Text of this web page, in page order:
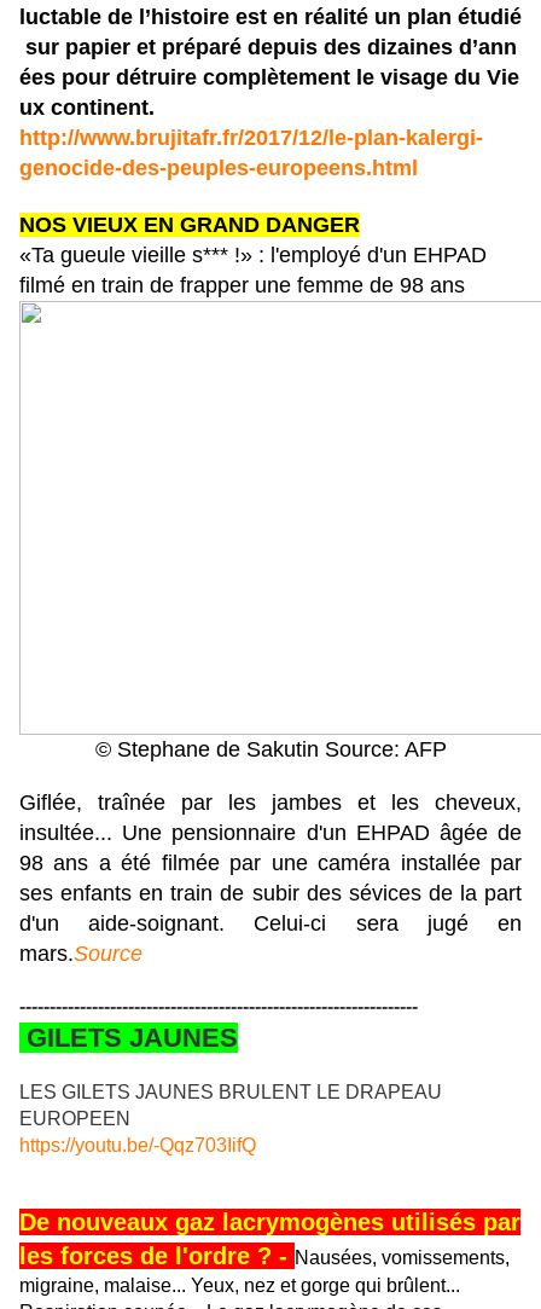
luctable de l’histoire est en réalité un plan étudié
sur papier et préparé depuis des dizaines d’ann
ées pour détruire complètement le visage du Vie
ux continent.
http://www.brujitafr.fr/2017/12/le-plan-kalergi-
genocide-des-peuples-europeens.html
NOS VIEUX EN GRAND DANGER
«Ta gueule vieille s*** !» : l'employé d'un EHPAD
filmé en train de frapper une femme de 98 ans
© Stephane de Sakutin Source: AFP
Giflée, traînée par les jambes et les cheveux,
insultée... Une pensionnaire d'un EHPAD âgée de
98 ans a été filmée par une caméra installée par
ses enfants en train de subir des sévices de la part
d'un aide-soignant. Celui-ci sera jugé en
mars.Source
------------------------------------------------------------------
GILETS JAUNES
LES GILETS JAUNES BRULENT LE DRAPEAU
EUROPEEN
https://youtu.be/-Qqz703IifQ
De nouveaux gaz lacrymogènes utilisés par
les forces de l'ordre ? - Nausées, vomissements,
migraine, malaise... Yeux, nez et gorge qui brûlent...